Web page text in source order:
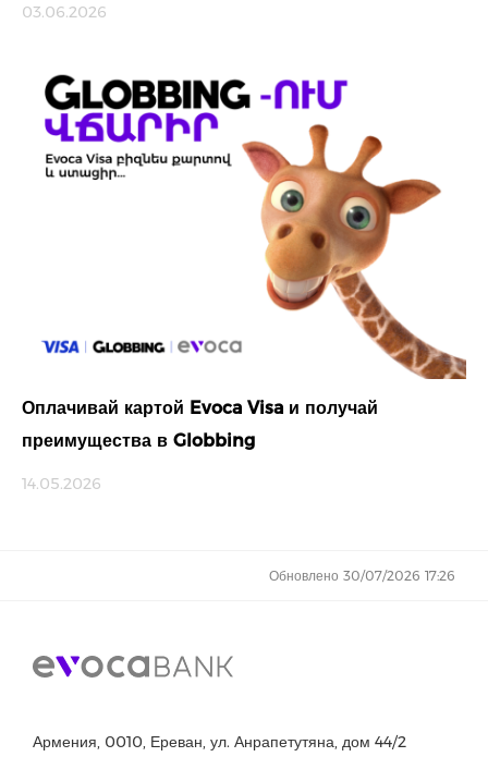
03.06.2026
Оплачивай картой Evoca Visa и получай
преимущества в Globbing
14.05.2026
Обновлено 30/07/2026 17:26
Армения, 0010, Ереван, ул. Анрапетутяна, дом 44/2